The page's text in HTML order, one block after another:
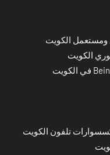
ومستعمل الكويت
الكويت
تلفون الكويت